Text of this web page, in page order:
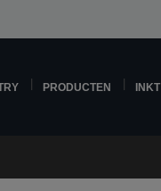
PRODUCTEN INKT